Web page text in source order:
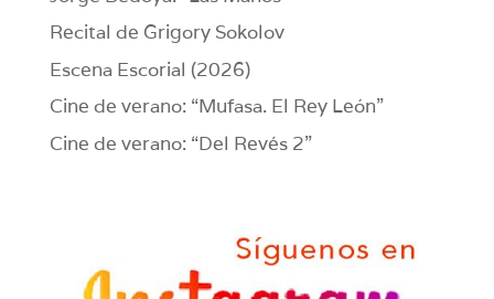
Recital de Grigory Sokolov
Escena Escorial (2026)
Cine de verano: “Mufasa. El Rey León”
Cine de verano: “Del Revés 2”